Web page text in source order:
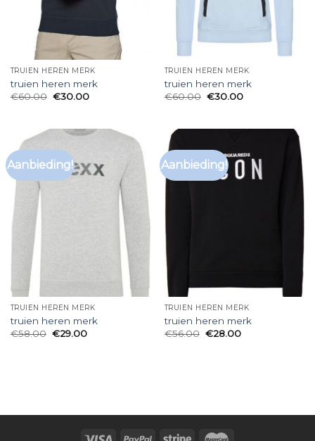
TRUIEN HEREN MERK
truien heren merk
€60.00 €30.00
TRUIEN HEREN MERK
truien heren merk
€60.00 €30.00
Aanbieding!
TRUIEN HEREN MERK
truien heren merk
€58.00 €29.00
Aanbieding!
TRUIEN HEREN MERK
truien heren merk
€56.00 €28.00